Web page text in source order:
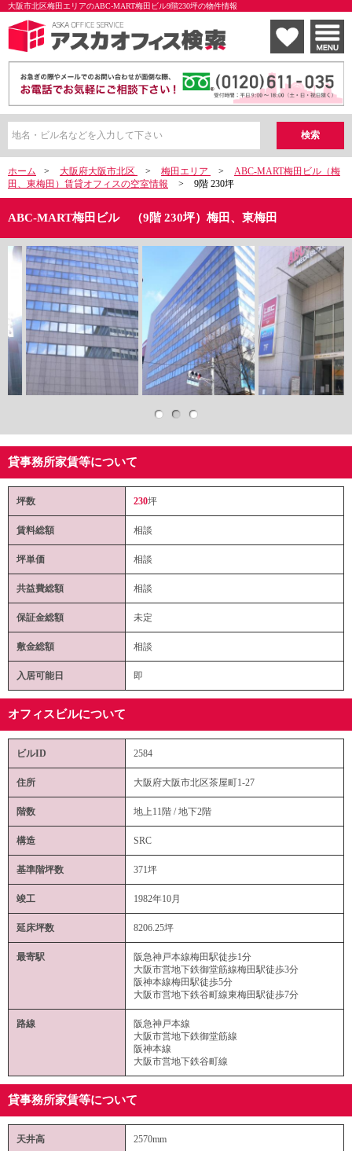
大阪市北区梅田エリアのABC-MART梅田ビル9階230坪の物件情報
ホーム > 大阪府大阪市北区 > 梅田エリア >
ABC-MART梅田ビル（梅
田、東梅田）賃貸オフィスの空室情報
> 9階 230坪
ABC-MART梅田ビル （9階 230坪）梅田、東梅田
貸事務所家賃等について
坪数 230坪
賃料総額 相談
坪単価 相談
共益費総額 相談
保証金総額 未定
敷金総額 相談
入居可能日 即
オフィスビルについて
ビルID 2584
住所 大阪府大阪市北区茶屋町1-27
階数 地上11階 / 地下2階
構造 SRC
基準階坪数 371坪
竣工 1982年10月
延床坪数 8206.25坪
最寄駅
阪急神戸本線梅田駅徒歩1分
大阪市営地下鉄御堂筋線梅田駅徒歩3分
阪神本線梅田駅徒歩5分
大阪市営地下鉄谷町線東梅田駅徒歩7分
路線
阪急神戸本線
大阪市営地下鉄御堂筋線
阪神本線
大阪市営地下鉄谷町線
貸事務所家賃等について
天井高 2570mm